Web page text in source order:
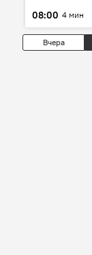
08:00 4 мин
Вчера